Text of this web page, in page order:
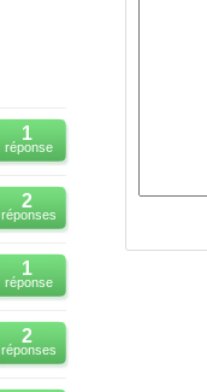
1
réponse
2
réponses
1
réponse
2
réponses